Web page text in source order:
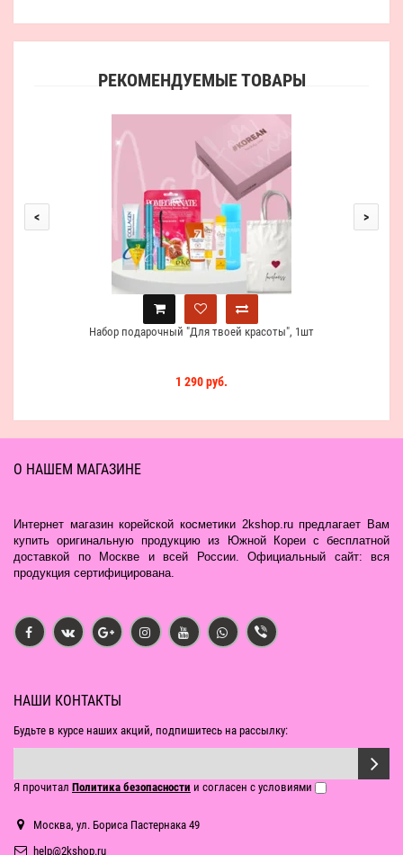
РЕКОМЕНДУЕМЫЕ ТОВАРЫ
Набор подарочный "Для твоей красоты", 1шт
1 290 руб.
< >
О НАШЕМ МАГАЗИНЕ
Интернет магазин корейской косметики 2kshop.ru предлагает Вам
купить оригинальную продукцию из Южной Кореи с бесплатной
доставкой по Москве и всей России. Официальный сайт: вся
продукция сертифицирована.
НАШИ КОНТАКТЫ
Будьте в курсе наших акций, подпишитесь на рассылку:
Я прочитал Политика безопасности и согласен с условиями
Москва, ул. Бориса Пастернака 49
help@2kshop.ru